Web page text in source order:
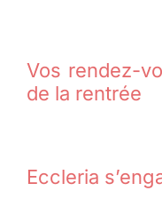
Vos rendez-
de la rentrée
Eccleria